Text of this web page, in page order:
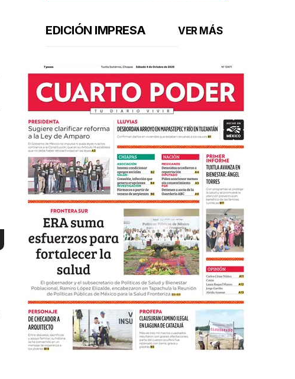
Felices por este proyecto
EDICIÓN IMPRESA VER MÁS